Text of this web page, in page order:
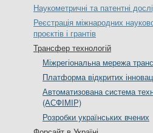
Наукометричні та патентні
Реєстрація міжнародних
проєктів і грантів
Трансфер технологій
Міжрегіональна мережа
Платформа відкритих
Автоматизована система
(АСФІМІР)
Розробки українських вчених